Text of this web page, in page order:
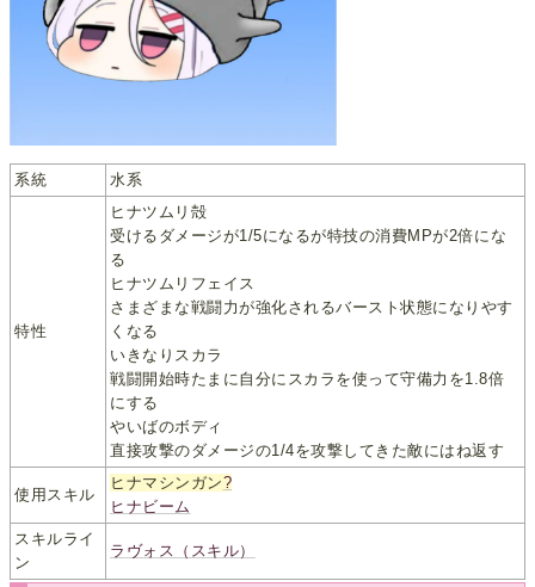
系統 水系
特性
ヒナツムリ殻
受けるダメージが1/5になるが特技の消費MPが2倍にな
る
ヒナツムリフェイス
さまざまな戦闘力が強化されるバースト状態になりやす
くなる
いきなりスカラ
戦闘開始時たまに自分にスカラを使って守備力を1.8倍
にする
やいばのボディ
直接攻撃のダメージの1/4を攻撃してきた敵にはね返す
使用スキル
ヒナマシンガン?
ヒナビーム
スキルライ
ン
ラヴォス（スキル）